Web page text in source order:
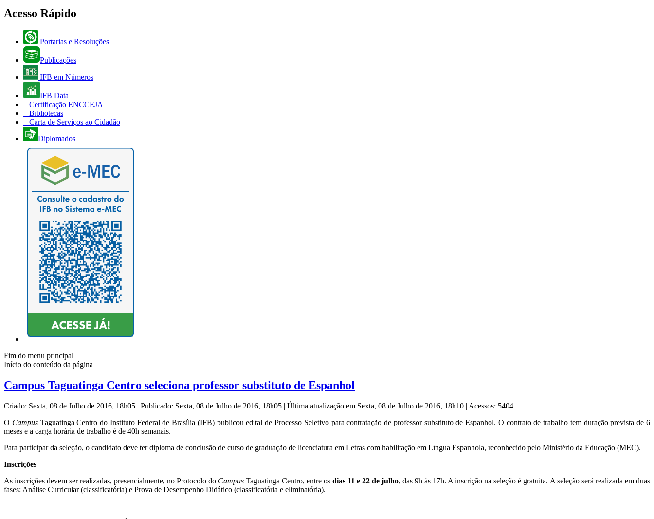
Acesso Rápido
Portarias e Resoluções
Publicações
IFB em Números
IFB Data
Certificação ENCCEJA
Bibliotecas
Carta de Serviços ao Cidadão
Diplomados
Fim do menu principal
Início do conteúdo da página
Campus Taguatinga Centro seleciona professor substituto de Espanhol
Criado: Sexta, 08 de Julho de 2016, 18h05 | Publicado: Sexta, 08 de Julho de 2016, 18h05 | Última atualização em Sexta, 08 de Julho de 2016, 18h10 | Acessos: 5404
O CampusTaguatinga Centro do Instituto Federal de Brasília (IFB) publicou edital de Processo Seletivo para contratação de professor substituto de Espanhol. O contrato de trabalho tem duração prevista de 6
meses e a carga horária de trabalho é de 40h semanais.
Para participar da seleção, o candidato deve ter diploma de conclusão de curso de graduação de licenciatura em Letras com habilitação em Língua Espanhola, reconhecido pelo Ministério da Educação (MEC).
Inscrições
As inscrições devem ser realizadas, presencialmente, no Protocolo do Campus Taguatinga Centro, entre os dias 11 e 22 de julho, das 9h às 17h. A inscrição na seleção é gratuita. A seleção será realizada em duas
fases: Análise Curricular (classificatória) e Prova de Desempenho Didático (classificatória e eliminatória).